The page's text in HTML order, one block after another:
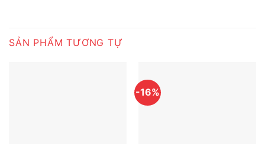
SẢN PHẨM TƯƠNG TỰ
-16%